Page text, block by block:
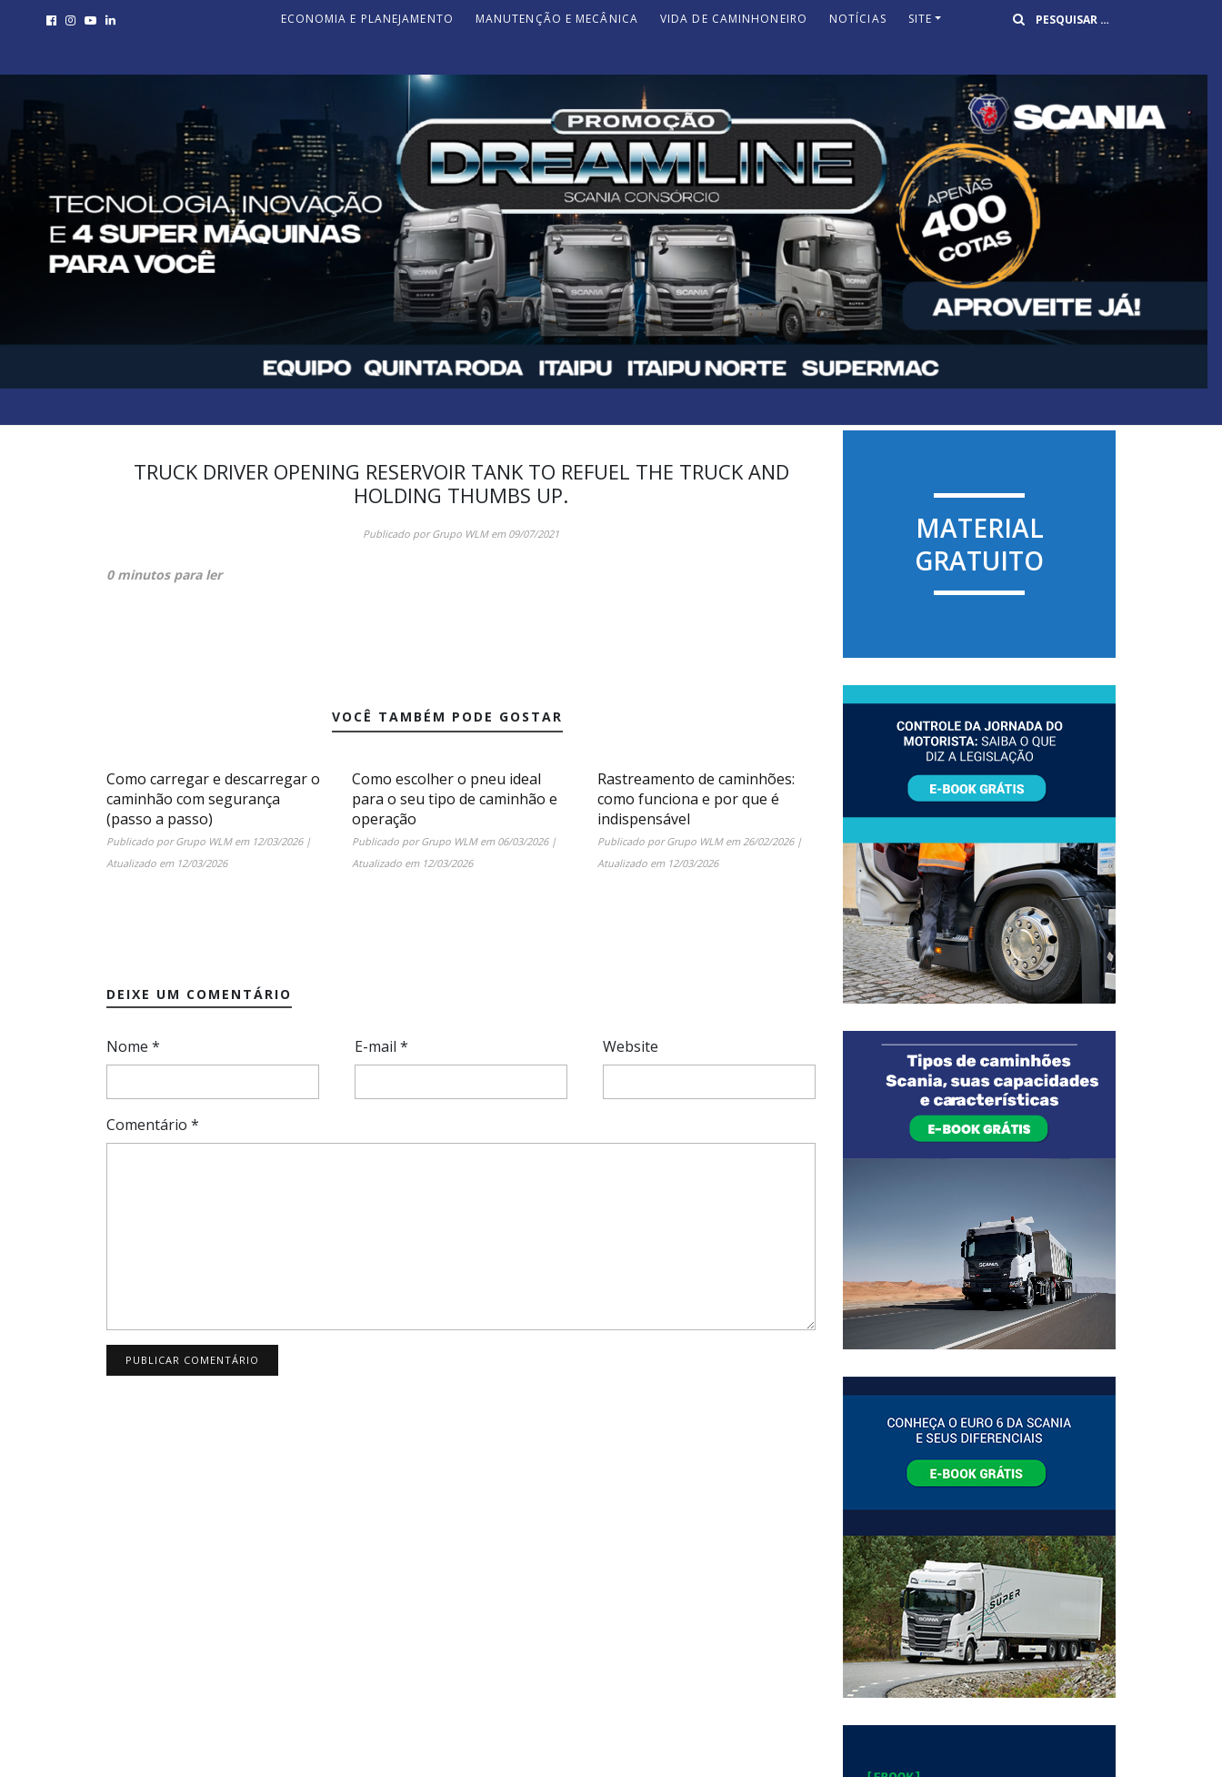
ECONOMIA E PLANEJAMENTO MANUTENÇÃO E MECÂNICA VIDA DE CAMINHONEIRO NOTÍCIAS SITE Buscar
TRUCK DRIVER OPENING RESERVOIR TANK TO REFUEL THE TRUCK AND
HOLDING THUMBS UP.
Publicado porGrupo WLMem 09/07/2021
0 minutos para ler
VOCÊ TAMBÉM PODE GOSTAR
Como carregar e descarregar o
caminhão com segurança
(passo a passo)
Publicado porGrupo WLMem 12/03/2026|
Atualizado em 12/03/2026
Como escolher o pneu ideal
para o seu tipo de caminhão e
operação
Publicado porGrupo WLMem 06/03/2026|
Atualizado em 12/03/2026
Rastreamento de caminhões:
como funciona e por que é
indispensável
Publicado porGrupo WLMem 26/02/2026|
Atualizado em 12/03/2026
DEIXE UM COMENTÁRIO
Nome * E-mail * Website
Comentário *
MATERIAL
GRATUITO